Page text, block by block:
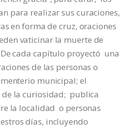
para realizar sus curaciones,
en forma de cruz, oraciones
vaticinar la muerte de
cada capítulo proyectó una
de las personas o
municipal; el
la curiosidad; publica
la localidad o personas
días, incluyendo